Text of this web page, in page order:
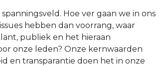
Hoe ver gaan we in ons
hebben dan voorrang, waar
publiek en het hieraan
onze leden? Onze kernwaarden
en transparantie doen het in onze